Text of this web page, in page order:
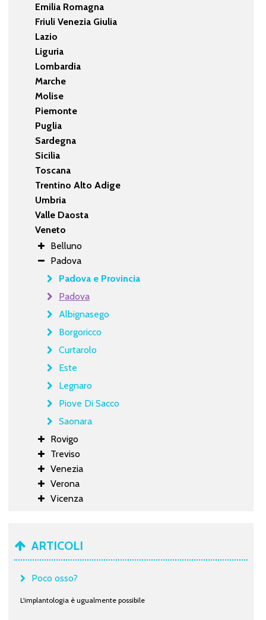
Emilia Romagna
Friuli Venezia Giulia
Lazio
Liguria
Lombardia
Marche
Molise
Piemonte
Puglia
Sardegna
Sicilia
Toscana
Trentino Alto Adige
Umbria
Valle Daosta
Veneto
Belluno
Padova
Padova e Provincia
Padova
Albignasego
Borgoricco
Curtarolo
Este
Legnaro
Piove Di Sacco
Saonara
Rovigo
Treviso
Venezia
Verona
Vicenza
ARTICOLI
Poco osso?
L'implantologia è ugualmente possibile